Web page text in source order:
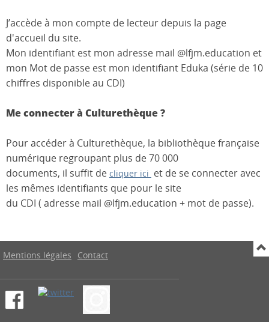
J’accède à mon compte de lecteur depuis la page
d'accueil du site.
Mon identifiant est mon adresse mail @lfjm.education et
mon Mot de passe est mon identifiant Eduka (série de 10
chiffres disponible au CDI)
Me connecter à Culturethèque ?
Pour accéder à Culturethèque, la bibliothèque française
numérique regroupant plus de 70 000
documents, il suffit de cliquer ici et de se connecter avec
les mêmes identifiants que pour le site
du CDI ( adresse mail @lfjm.education + mot de passe).
Mentions légales Contact